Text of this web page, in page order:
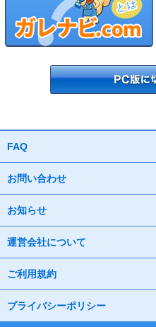
FAQ
お問い合わせ
お知らせ
運営会社について
ご利用規約
プライバシーポリシー